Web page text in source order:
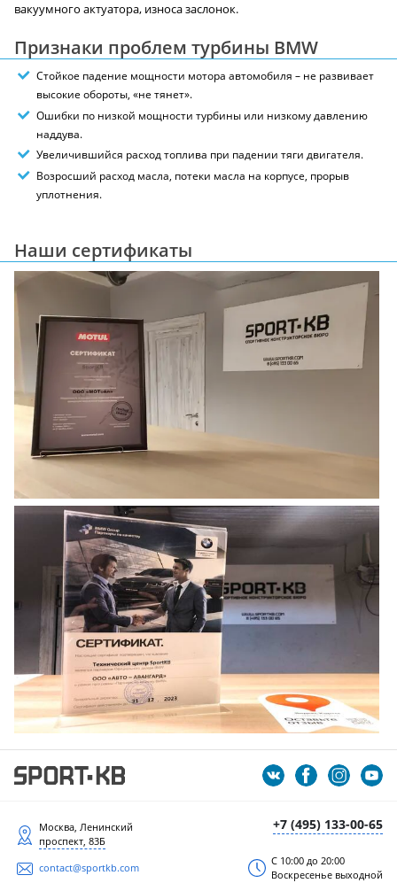
вакуумного актуатора, износа заслонок.
Признаки проблем турбины BMW
Стойкое падение мощности мотора автомобиля – не развивает
высокие обороты, «не тянет».
Ошибки по низкой мощности турбины или низкому давлению
наддува.
Увеличившийся расход топлива при падении тяги двигателя.
Возросший расход масла, потеки масла на корпусе, прорыв
уплотнения.
Наши сертификаты
+7 (495) 133-00-65
Москва, Ленинский
проспект, 83Б
contact@sportkb.com
С 10:00 до 20:00
Воскресенье выходной